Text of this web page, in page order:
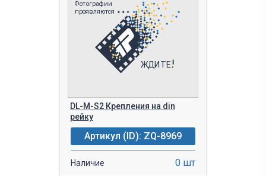
DL-M-S2 Крепления на din
рейку
Артикул (ID): ZQ-8969
Наличие 0 шт